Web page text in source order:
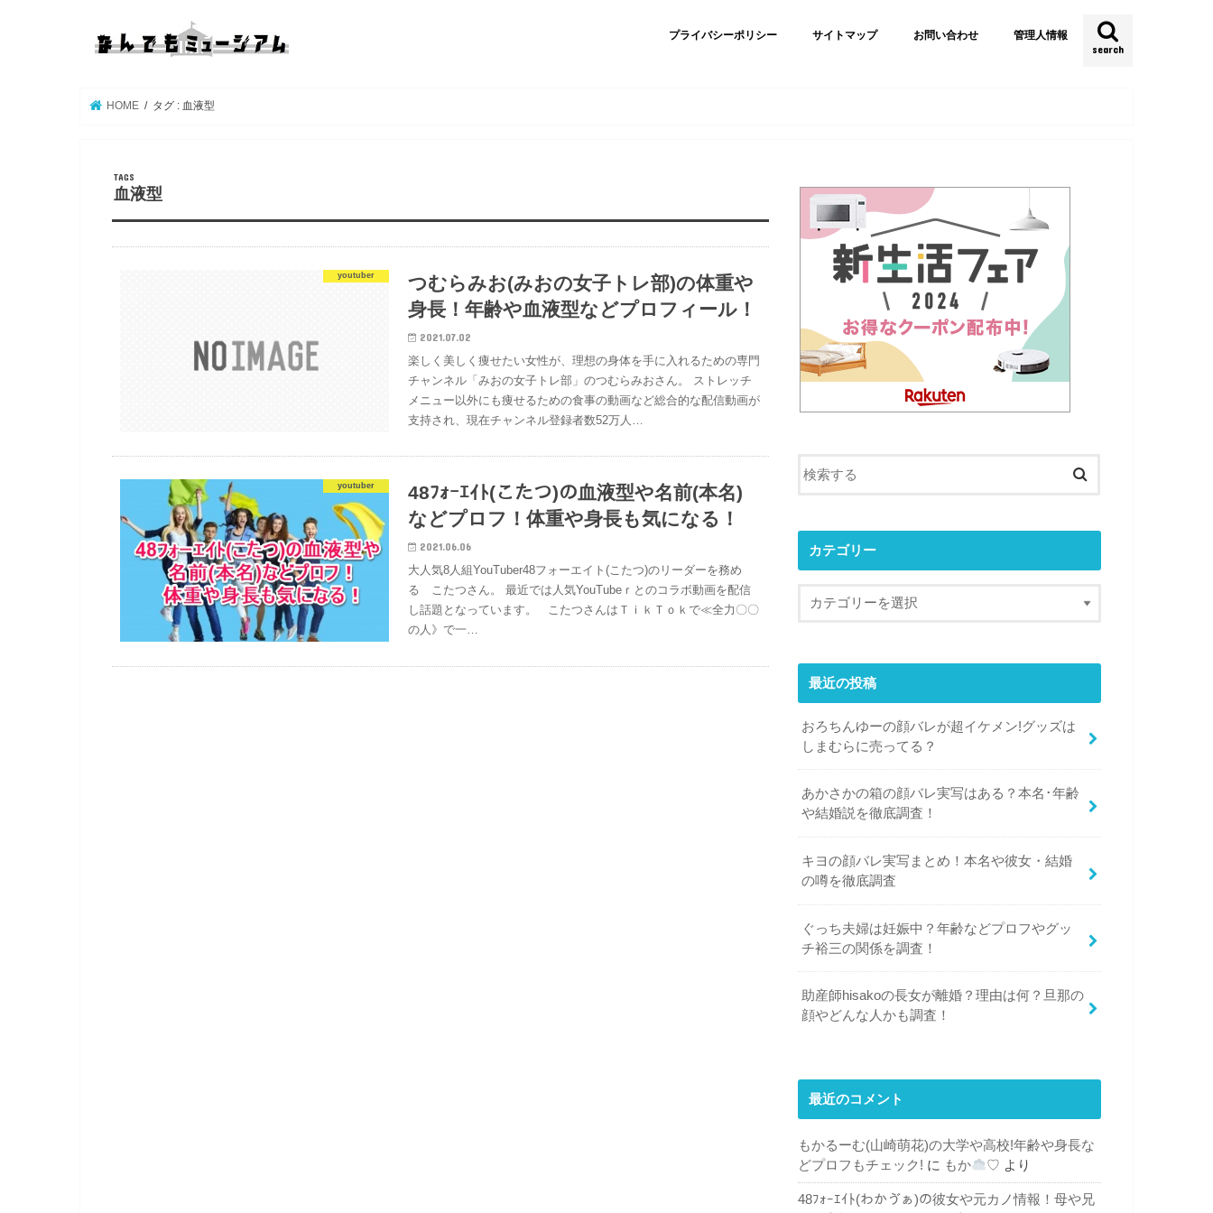
search
プライバシーポリシー サイトマップ お問い合わせ 管理人情報
HOME タグ : 血液型
血液型
youtuber
つむらみお(みおの女子トレ部)の体重や
身長！年齢や血液型などプロフィール！
2021.07.02
楽しく美しく痩せたい女性が、理想の身体を手に入れるための専門
チャンネル「みおの女子トレ部」のつむらみおさん。 ストレッチ
メニュー以外にも痩せるための食事の動画など総合的な配信動画が
支持され、現在チャンネル登録者数52万人…
youtuber
48ﾌｫｰｴｲﾄ(こたつ)の血液型や名前(本名)
などプロフ！体重や身長も気になる！
2021.06.06
大人気8人組YouTuber48フォーエイト(こたつ)のリーダーを務め
る こたつさん。 最近では人気YouTubeｒとのコラボ動画を配信
し話題となっています。 こたつさんはＴｉｋＴｏｋで≪全力〇〇
の人》で一…
カテゴリー
最近の投稿
おろちんゆーの顔バレが超イケメン!グッズは
しまむらに売ってる？
あかさかの箱の顔バレ実写はある？本名･年齢
や結婚説を徹底調査！
キヨの顔バレ実写まとめ！本名や彼女・結婚
の噂を徹底調査
ぐっち夫婦は妊娠中？年齢などプロフやグッ
チ裕三の関係を調査！
助産師hisakoの長女が離婚？理由は何？旦那の
顔やどんな人かも調査！
最近のコメント
もかるーむ(山崎萌花)の大学や高校!年齢や身長な
どプロフもチェック! に もか ♡ より
48ﾌｫｰｴｲﾄ(わかゔぁ)の彼女や元カノ情報！母や兄